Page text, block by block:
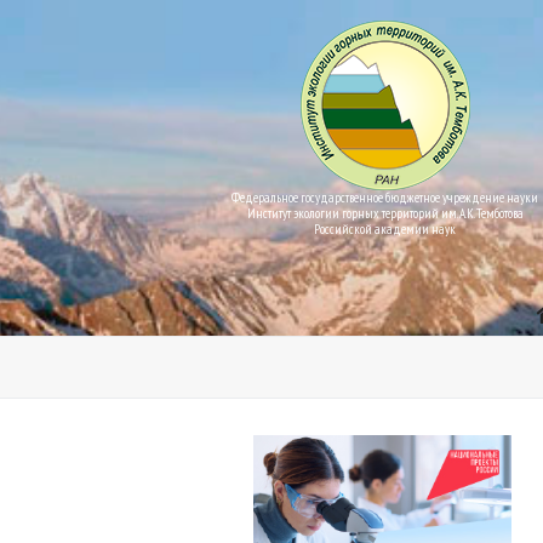
Федеральное государственное бюджетное учреждение науки
Институт экологии горных территорий им. А.К. Темботова
Российской академии наук